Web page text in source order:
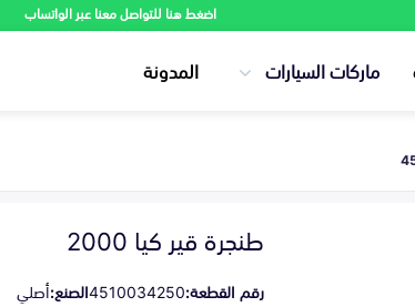
اضغط هنا للتواصل معنا عبر الواتساب
ماركات السيارات المدونة
طنجرة قير كيا 2000
رقم القطعة:4510034250الصنع:أصلي